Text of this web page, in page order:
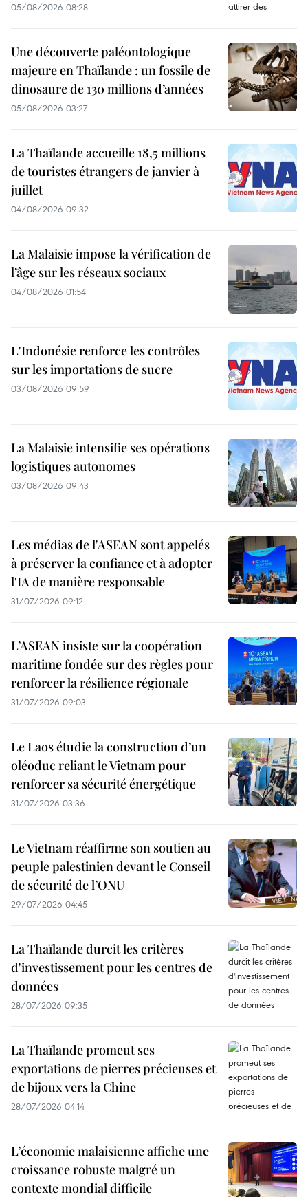
05/08/2026 08:28
Une découverte paléontologique
majeure en Thaïlande : un fossile de
dinosaure de 130 millions d’années
05/08/2026 03:27
La Thaïlande accueille 18,5 millions
de touristes étrangers de janvier à
juillet
04/08/2026 09:32
La Malaisie impose la vérification de
l’âge sur les réseaux sociaux
04/08/2026 01:54
L'Indonésie renforce les contrôles
sur les importations de sucre
03/08/2026 09:59
La Malaisie intensifie ses opérations
logistiques autonomes
03/08/2026 09:43
Les médias de l'ASEAN sont appelés
à préserver la confiance et à adopter
l'IA de manière responsable
31/07/2026 09:12
L’ASEAN insiste sur la coopération
maritime fondée sur des règles pour
renforcer la résilience régionale
31/07/2026 09:03
Le Laos étudie la construction d’un
oléoduc reliant le Vietnam pour
renforcer sa sécurité énergétique
31/07/2026 03:36
Le Vietnam réaffirme son soutien au
peuple palestinien devant le Conseil
de sécurité de l’ONU
29/07/2026 04:45
La Thaïlande durcit les critères
d'investissement pour les centres de
données
28/07/2026 09:35
La Thaïlande promeut ses
exportations de pierres précieuses et
de bijoux vers la Chine
28/07/2026 04:14
L’économie malaisienne affiche une
croissance robuste malgré un
contexte mondial difficile